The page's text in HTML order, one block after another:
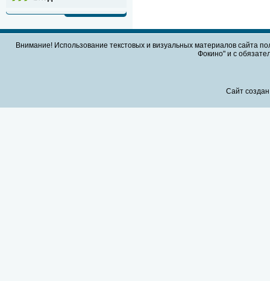
Внимание! Использование текстовых и визуальных материалов сайта
Фокино" и с
Сайт